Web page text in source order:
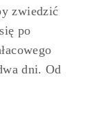
zwiedzić
po
dni. Od